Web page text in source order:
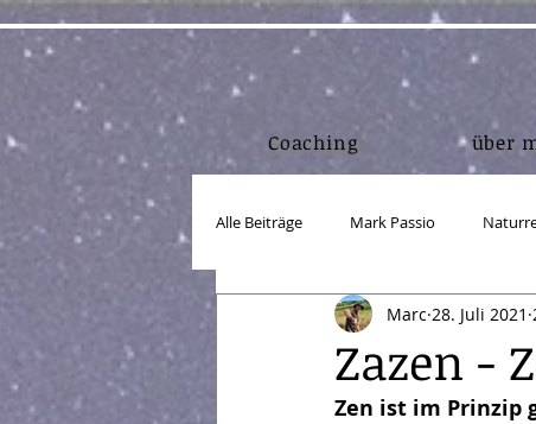
Coaching über
Alle Beiträge Mark Passio
Lebensmittel Bewegung/Körper
Körper in Form
Zazen -
Marc 28. Juli 2021
Zen ist im Prinzip